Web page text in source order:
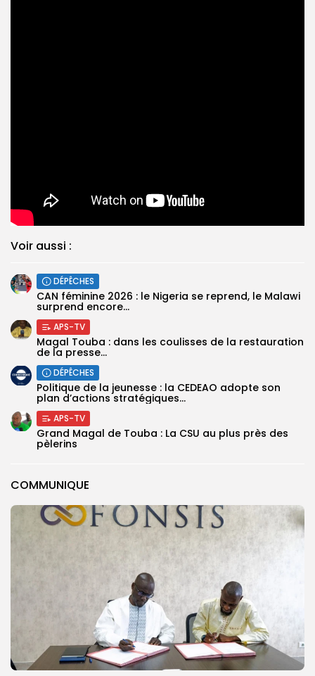
COMMUNIQUE
Voir aussi :
DÉPÊCHES
‎CAN féminine 2026 : le Nigeria se reprend, le Malawi
surprend encore...
APS-TV
Magal Touba : dans les coulisses de la restauration
de la presse...
DÉPÊCHES
Politique de la jeunesse : la CEDEAO adopte son
plan d’actions stratégiques...
APS-TV
Grand Magal de Touba : La CSU au plus près des
pèlerins